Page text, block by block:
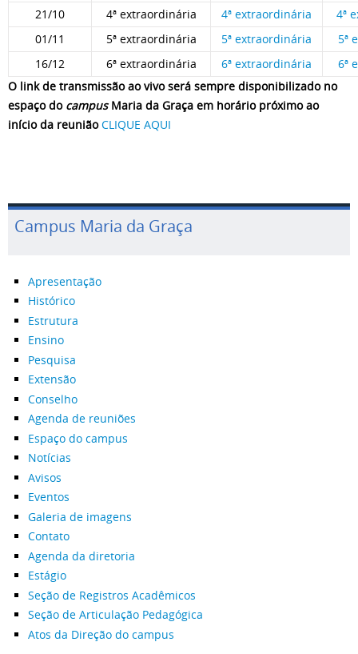
21/10
4ª extraordinária 4ª extraordinária
4ª
01/11
5ª extraordinária 5ª extraordinária
5ª
16/12
6ª extraordinária 6ª extraordinária
6ª
O link de transmissão ao vivo será sempre disponibilizado no
espaço do campusMaria da Graça em horário próximo ao
início da reunião CLIQUE AQUI
Campus Maria da Graça
Apresentação
Histórico
Estrutura
Ensino
Pesquisa
Extensão
Conselho
Agenda de reuniões
Espaço do campus
Notícias
Avisos
Eventos
Galeria de imagens
Contato
Agenda da diretoria
Estágio
Seção de Registros Acadêmicos
Seção de Articulação Pedagógica
Atos da Direção do campus